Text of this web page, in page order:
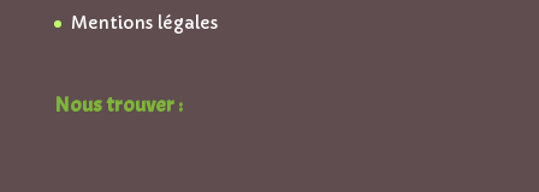
Mentions légales
Nous trouver :